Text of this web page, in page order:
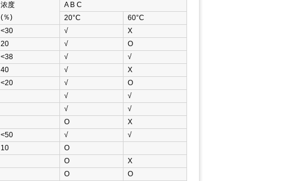
浓度
(％)
A B C
20°C
60°C
<30 √
Χ
20 √
Ο
<38 √
√
40 √
Χ
<20 √
Ο
√
√
√
√
Ο
Χ
<50 √
√
10
Ο
Ο
Χ
Ο
Ο